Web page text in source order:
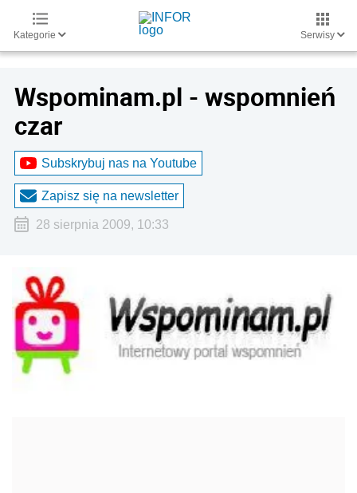
Kategorie Serwisy
Wspominam.pl - wspomnień
czar
Subskrybuj nas na Youtube
Zapisz się na newsletter
28 sierpnia 2009, 10:33